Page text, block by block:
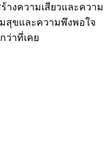
งความเสียวและความ
สุขและความพึงพอใจ
ว่าที่เคย